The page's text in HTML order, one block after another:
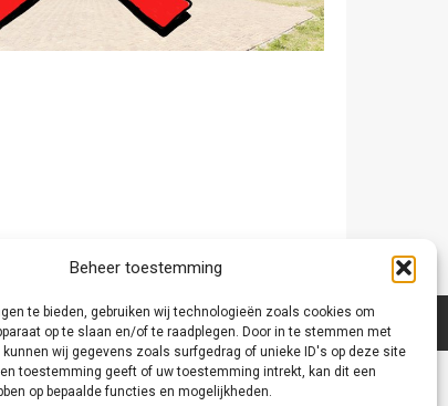
Beheer toestemming
te bieden, gebruiken wij technologieën zoals cookies om
op te slaan en/of te raadplegen. Door in te stemmen met
wij gegevens zoals surfgedrag of unieke ID's op deze site
toestemming geeft of uw toestemming intrekt, kan dit een
op bepaalde functies en mogelijkheden.